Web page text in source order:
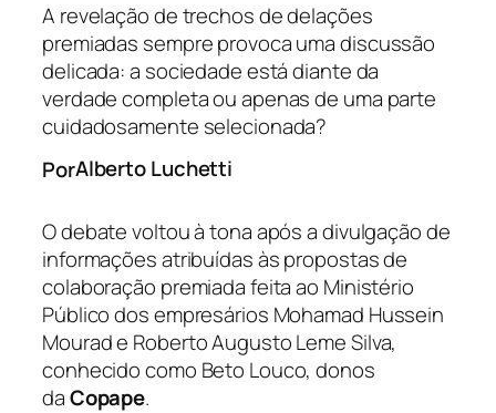
A revelação de trechos de delações
premiadas sempre provoca uma discussão
delicada: a sociedade está diante da
verdade completa ou apenas de uma parte
cuidadosamente selecionada?
PorAlberto Luchetti
O debate voltou à tona após a divulgação de
informações atribuídas às propostas de
colaboração premiada feita ao Ministério
Público dos empresários Mohamad Hussein
Mourad e Roberto Augusto Leme Silva,
conhecido como Beto Louco, donos
daCopape.